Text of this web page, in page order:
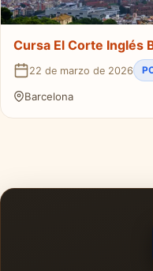
Cursa El Corte Inglés
22 de marzo de 2026
Barcelona